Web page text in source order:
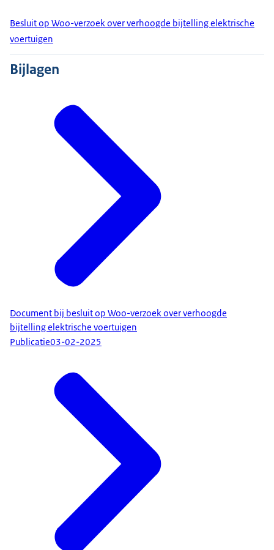
Besluit op Woo-verzoek over verhoogde bijtelling elektrische
voertuigen
Bijlagen
Document bij besluit op Woo-verzoek over verhoogde
bijtelling elektrische voertuigen
Publicatie03-02-2025